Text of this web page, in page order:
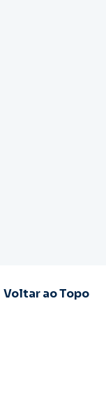
Voltar ao Topo